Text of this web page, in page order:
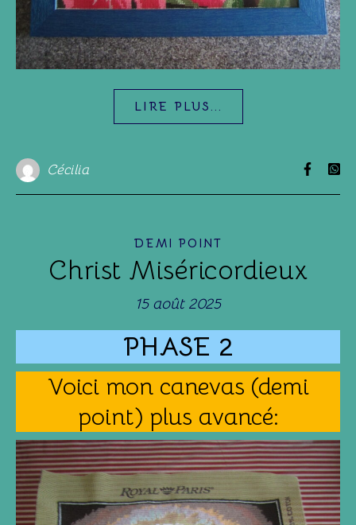
LIRE PLUS...
Cécilia
DEMI POINT
Christ Miséricordieux
15 août 2025
PHASE 2
Voici mon canevas (demi
point) plus avancé: